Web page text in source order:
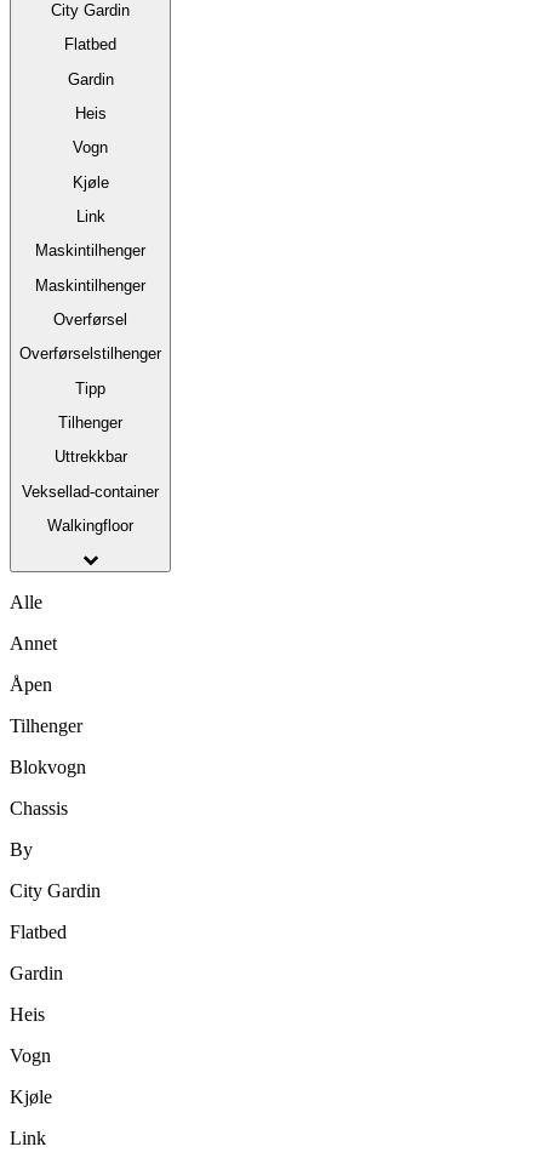
City Gardin
Flatbed
Gardin
Heis
Vogn
Kjøle
Link
Maskintilhenger
Maskintilhenger
Overførsel
Overførselstilhenger
Tipp
Tilhenger
Uttrekkbar
Veksellad-container
Walkingfloor
Alle
Annet
Åpen
Tilhenger
Blokvogn
Chassis
By
City Gardin
Flatbed
Gardin
Heis
Vogn
Kjøle
Link